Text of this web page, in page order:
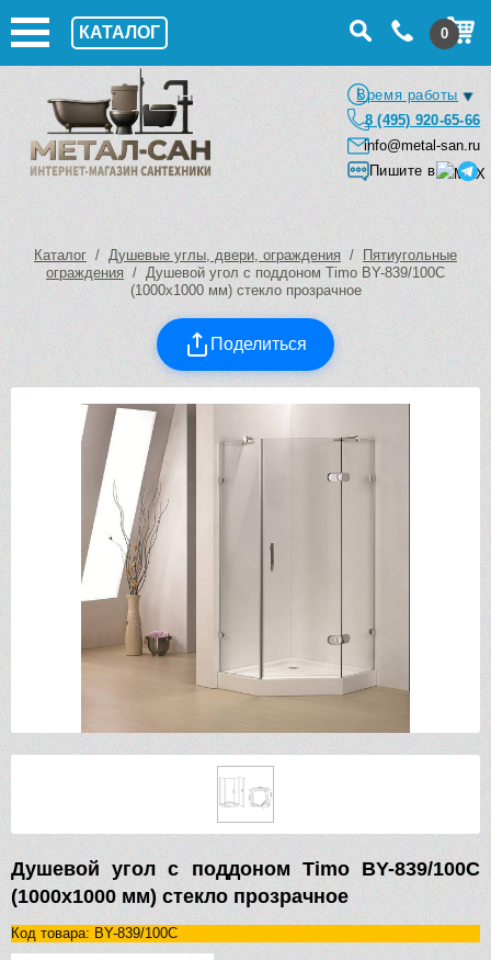
КАТАЛОГ 0
Время работы
8 (495) 920-65-66
info@metal-san.ru
Пишите в
Каталог / Душевые углы, двери, ограждения /
Пятиугольные
ограждения / Душевой угол с поддоном Timo BY-839/100C
(1000х1000 мм) стекло прозрачное
Поделиться
Душевой угол с поддоном Timo BY-839/100C
(1000х1000 мм) стекло прозрачное
Код товара: BY-839/100C